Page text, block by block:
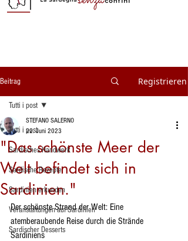
Beitrag Registrieren
Tutti i post
Sardisches Handwerk
Sardische Rezepte
Sardinien erkunden
Veranstaltungen auf Sardinien
Sardischer Desserts
Tutti i post
"Das schönste Meer der
Welt befindet sich in
Sardinien."
STEFANO SALERNO
22. Juni 2023
Der schönste Strand der Welt: Eine
atemberaubende Reise durch die Strände
Sardiniens